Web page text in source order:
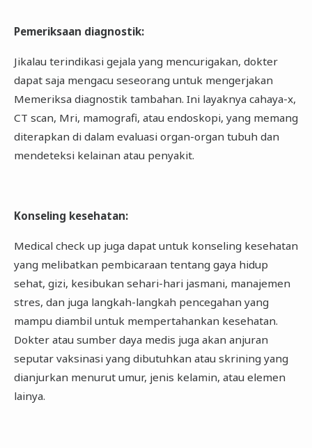
Pemeriksaan diagnostik:
Jikalau terindikasi gejala yang mencurigakan, dokter
dapat saja mengacu seseorang untuk mengerjakan
Memeriksa diagnostik tambahan. Ini layaknya cahaya-x,
CT scan, Mri, mamografi, atau endoskopi, yang memang
diterapkan di dalam evaluasi organ-organ tubuh dan
mendeteksi kelainan atau penyakit.
Konseling kesehatan:
Medical check up juga dapat untuk konseling kesehatan
yang melibatkan pembicaraan tentang gaya hidup
sehat, gizi, kesibukan sehari-hari jasmani, manajemen
stres, dan juga langkah-langkah pencegahan yang
mampu diambil untuk mempertahankan kesehatan.
Dokter atau sumber daya medis juga akan anjuran
seputar vaksinasi yang dibutuhkan atau skrining yang
dianjurkan menurut umur, jenis kelamin, atau elemen
lainya.